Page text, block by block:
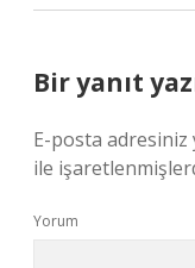
Bir yanıt
E-posta adresiniz
ile
Yorum